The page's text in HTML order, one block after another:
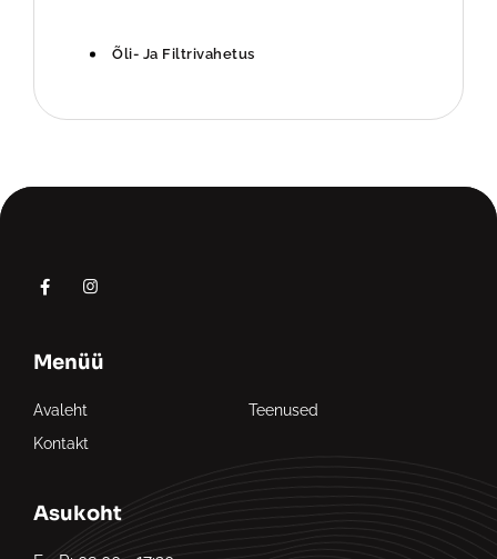
Õli- Ja Filtrivahetus
Menüü
Avaleht
Teenused
Kontakt
Asukoht